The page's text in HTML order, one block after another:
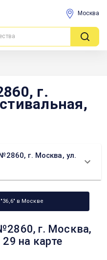
Москва
г.
г. Москва, ул.
в Москве
г. Москва,
на карте